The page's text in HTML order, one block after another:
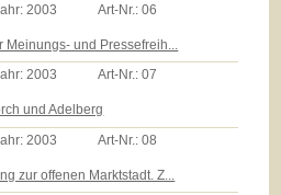
2003 Art-Nr.:06
und Pressefreih...
2003 Art-Nr.:07
und Adelberg
2003 Art-Nr.:08
zur offenen Marktstadt. Z...